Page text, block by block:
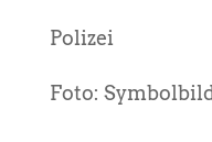
Polizei
Foto: